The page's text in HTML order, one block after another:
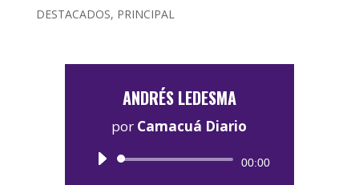
DESTACADOS, PRINCIPAL
ANDRÉS LEDESMA
por Camacuá Diario
Reproductor
00:00